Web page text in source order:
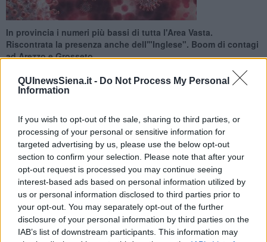
QUInewsSiena.it - Do Not Process My Personal
Information
If you wish to opt-out of the sale, sharing to third parties, or
processing of your personal or sensitive information for
targeted advertising by us, please use the below opt-out
section to confirm your selection. Please note that after your
opt-out request is processed you may continue seeing
interest-based ads based on personal information utilized by
us or personal information disclosed to third parties prior to
your opt-out. You may separately opt-out of the further
disclosure of your personal information by third parties on the
IAB’s list of downstream participants. This information may
In provincia i numeri più bassi di tutta l'Area Vasta.
Riscontrata la presenza anche dell'"Inglese". Boom di contagi
ad Arezzo e Grosseto
SIENA —La variante Delta dilaga nell'Area Vasta.Nella Toscana
del sud, infatti, sono ben 48 i casi riscontrati di questa mutazione
del virus. Il periodo di riferimento è compresotra il 13 e 15 luglio
Positivi che si vanno a sommare ai 32 individuato tra il 9 e il 12 di
questo mese. Quindiin una settimana ben 90 residenti nell'Area
Vasta sono stati infettati dalla variante "Delta".
Venendo ai dati relativi allaprovincia di Siena si nota come, negli
ultimi 3 giorni, 5 personesono risultate positive alla"Delta"e3
alla mutazione"Inglese"del virus.